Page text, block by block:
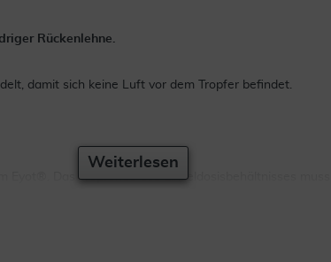
Rückenlehne.
damit sich keine Luft vor dem Tropfer befindet.
Eyot®. Das Tropfende des Einzeldosisbehältnisses
ziehen Sie Ihr Augenlid damit vorsichtig nach unten,
Weiterlesen